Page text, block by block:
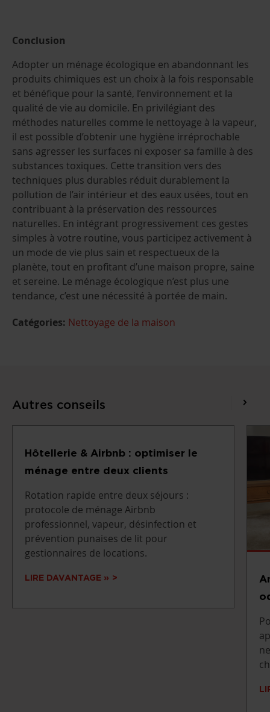
Conclusion
Adopter un ménage écologique en abandonnant les
produits chimiques est un choix à la fois responsable
et bénéfique pour la santé, l’environnement et la
qualité de vie au domicile. En privilégiant des
méthodes naturelles comme le nettoyage à la vapeur,
il est possible d’obtenir une hygiène irréprochable
sans agresser les surfaces ni exposer sa famille à des
substances toxiques. Cette transition vers des
techniques plus durables réduit durablement la
pollution de l’air intérieur et des eaux usées, tout en
contribuant à la préservation des ressources
naturelles. En intégrant progressivement ces gestes
simples à votre routine, vous participez activement à
un mode de vie plus sain et respectueux de la
planète, tout en profitant d’une maison propre, saine
et sereine. Le ménage écologique n’est plus une
tendance, c’est une nécessité à portée de main.
Catégories: Nettoyage de la maison
Autres conseils
Hôtellerie & Airbnb : optimiser le
ménage entre deux clients
Rotation rapide entre deux séjours :
protocole de ménage Airbnb
professionnel, vapeur, désinfection et
prévention punaises de lit pour
gestionnaires de locations.
LIRE DAVANTAGE »